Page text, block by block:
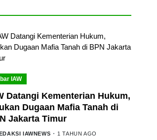
IAW
Datangi Kementerian Hukum,
Dugaan Mafia Tanah di
Jakarta Timur
IAWNEWS 1 TAHUN AGO